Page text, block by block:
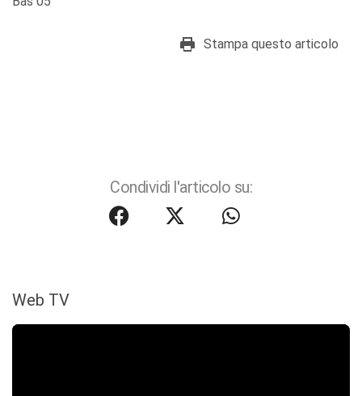
Stampa questo articolo
Condividi l'articolo su:
Web TV